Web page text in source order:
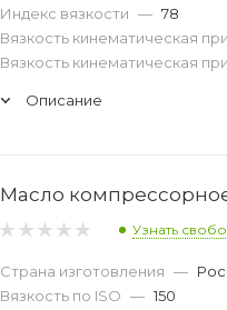
Индекс вязкости — 78
Вязкость кинематическая
Вязкость кинематическая
Описание
Масло
Узнать
Страна изготовления —
Вязкость по ISO — 150